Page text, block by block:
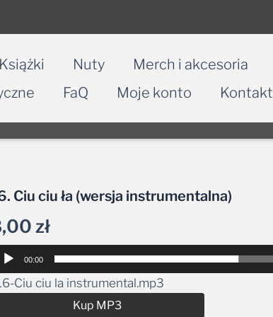
Książki Nuty Merch i akcesoria
FaQ Moje konto Kontakt
Ciu ciu ła (wersja instrumentalna)
zł
00:00
Ciu ciu la instrumental.mp3
Kup MP3